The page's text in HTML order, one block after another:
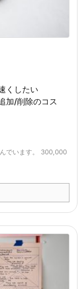
くしたい
加/削除のコス
でいます。 300,000